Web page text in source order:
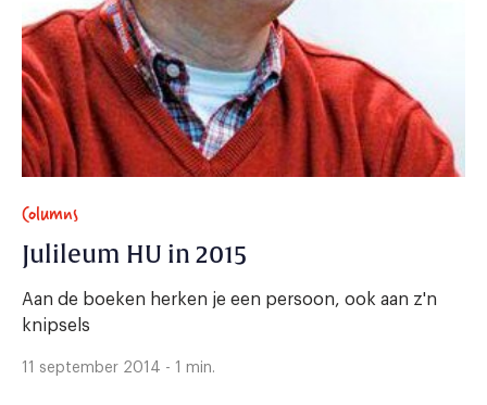
Columns
Julileum HU in 2015
Aan de boeken herken je een persoon, ook aan z'n
knipsels
11 september 2014 - 1 min.